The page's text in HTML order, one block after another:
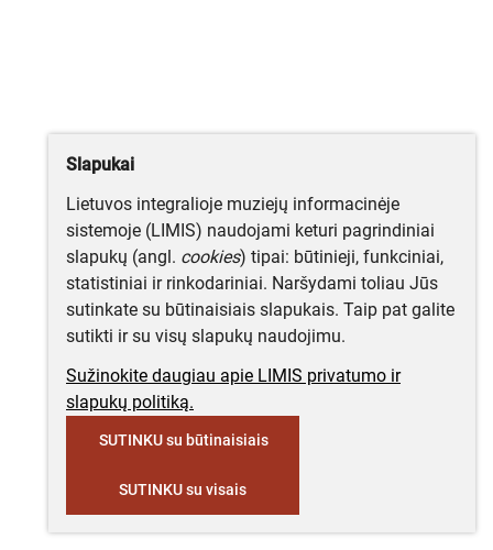
Slapukai
Lietuvos integralioje muziejų informacinėje
sistemoje (LIMIS) naudojami keturi pagrindiniai
slapukų (angl. cookies) tipai: būtinieji, funkciniai,
statistiniai ir rinkodariniai. Naršydami toliau Jūs
sutinkate su būtinaisiais slapukais. Taip pat galite
sutikti ir su visų slapukų naudojimu.
Sužinokite daugiau apie LIMIS privatumo ir
slapukų politiką.
SUTINKU su būtinaisiais
SUTINKU su visais